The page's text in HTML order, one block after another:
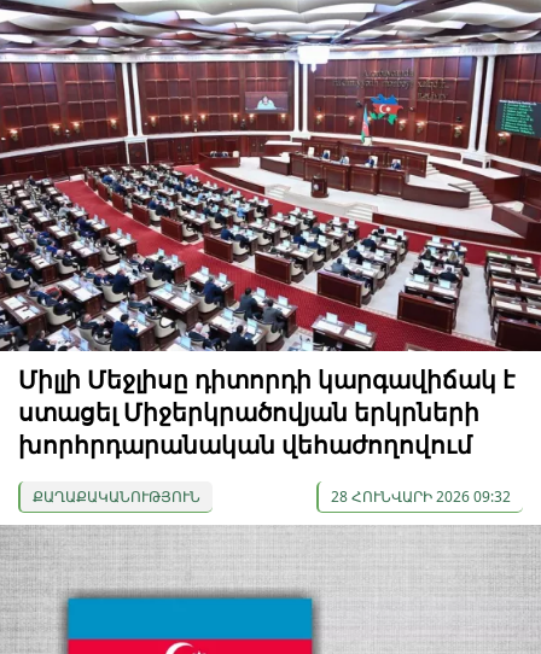
Միլլի Մեջլիսը դիտորդի կարգավիճակ է
ստացել Միջերկրածովյան երկրների
խորհրդարանական վեհաժողովում
ՔԱՂԱՔԱԿԱՆՈՒԹՅՈՒՆ 28 ՀՈՒՆՎԱՐԻ 2026 09:32